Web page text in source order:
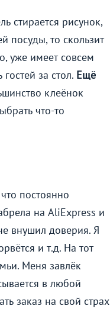
стирается рисунок,
посуды, то скользит
уже имеет совсем
за стол. Ещё
клеёнок
что-то
постоянно
на AliExpress и
внушил доверия. Я
и т.д. На тот
Меня завлёк
в любой
заказ на свой страх